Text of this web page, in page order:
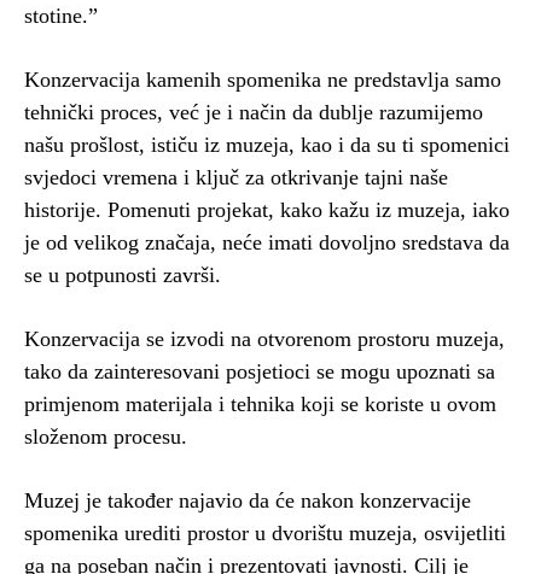
stotine.”
Konzervacija kamenih spomenika ne predstavlja samo
tehnički proces, već je i način da dublje razumijemo
našu prošlost, ističu iz muzeja, kao i da su ti spomenici
svjedoci vremena i ključ za otkrivanje tajni naše
historije. Pomenuti projekat, kako kažu iz muzeja, iako
je od velikog značaja, neće imati dovoljno sredstava da
se u potpunosti završi.
Konzervacija se izvodi na otvorenom prostoru muzeja,
tako da zainteresovani posjetioci se mogu upoznati sa
primjenom materijala i tehnika koji se koriste u ovom
složenom procesu.
Muzej je također najavio da će nakon konzervacije
spomenika urediti prostor u dvorištu muzeja, osvijetliti
ga na poseban način i prezentovati javnosti. Cilj je